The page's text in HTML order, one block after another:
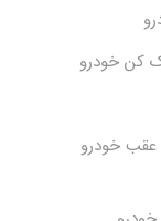
کن خودرو
عقب خودرو